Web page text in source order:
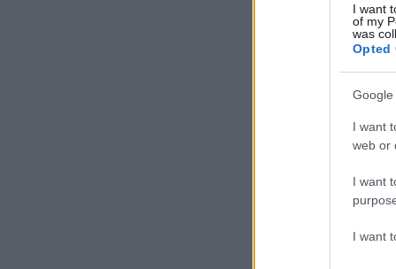
I want
of my
was
Opted
I want
web or
I want
I want